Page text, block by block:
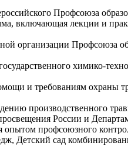
Профсоюза
включающая лекции и
организации Профсоюза
химико-
и требованиям охраны
производственного
России и
профсоюзного
Детский сад